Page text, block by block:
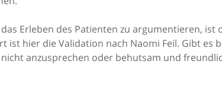
Erleben des Patienten zu argumentieren, ist
ist hier die Validation nach Naomi Feil. Gibt es
anzusprechen oder behutsam und